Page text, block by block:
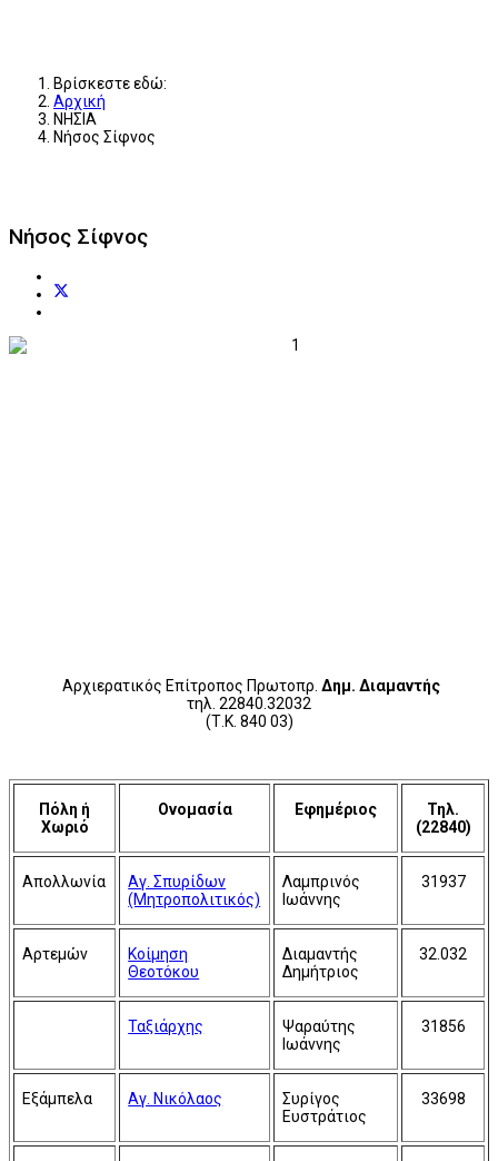
Βρίσκεστε εδώ:
Αρχική
ΝΗΣΙΑ
Νήσος Σίφνος
Νήσος Σίφνος
Αρχιερατικός Επίτροπος Πρωτοπρ. Δημ. Διαμαντής
τηλ. 22840.32032
(Τ.Κ. 840 03)
Πόλη ή
Χωριό
Ονομασία Εφημέριος
Τηλ.
(22840)
Απολλωνία
Αγ. Σπυρίδων
(Μητροπολιτικός)
Λαμπρινός
Ιωάννης
31937
Αρτεμών
Κοίμηση
Θεοτόκου
Διαμαντής
Δημήτριος
32.032
Ταξιάρχης
Ψαραύτης
Ιωάννης
31856
Εξάμπελα Αγ. Νικόλαος
Συρίγος
Ευστράτιος
33698